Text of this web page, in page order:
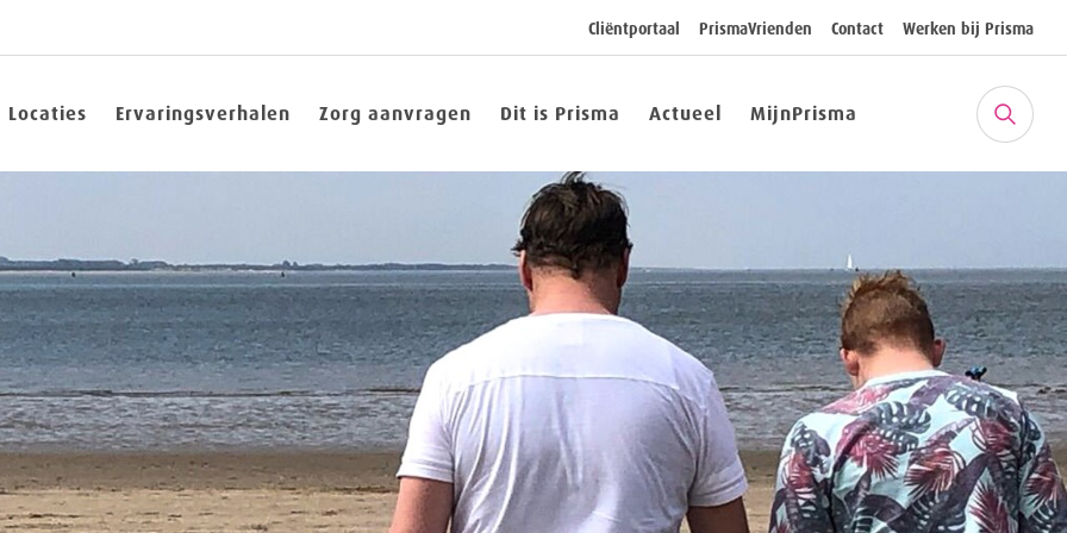
Cliëntportaal PrismaVrienden Contact Werken bij Prisma
Locaties Ervaringsverhalen Zorg aanvragen Dit is Prisma Actueel MijnPrisma